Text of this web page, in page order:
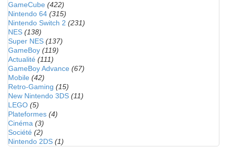
GameCube (422)
Nintendo 64 (315)
Nintendo Switch 2 (231)
NES (138)
Super NES (137)
GameBoy (119)
Actualité (111)
GameBoy Advance (67)
Mobile (42)
Retro-Gaming (15)
New Nintendo 3DS (11)
LEGO (5)
Plateformes (4)
Cinéma (3)
Société (2)
Nintendo 2DS (1)